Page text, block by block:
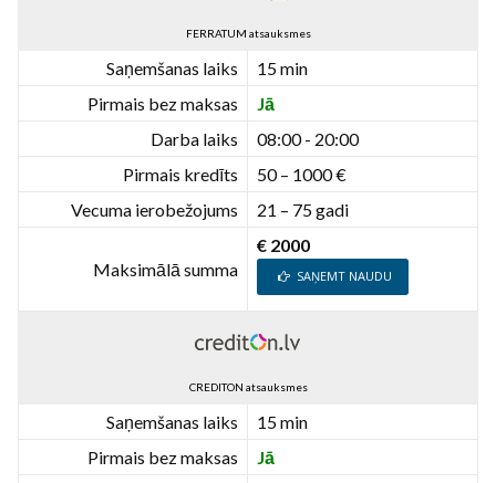
FERRATUM atsauksmes
Saņemšanas laiks
15 min
Pirmais bez maksas
Jā
Darba laiks
08:00 - 20:00
Pirmais kredīts
50 – 1000 €
Vecuma ierobežojums
21 – 75 gadi
Maksimālā summa
€ 2000
SAŅEMT NAUDU
CREDITON atsauksmes
Saņemšanas laiks
15 min
Pirmais bez maksas
Jā